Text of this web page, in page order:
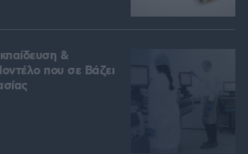
&
που σε Bάζει